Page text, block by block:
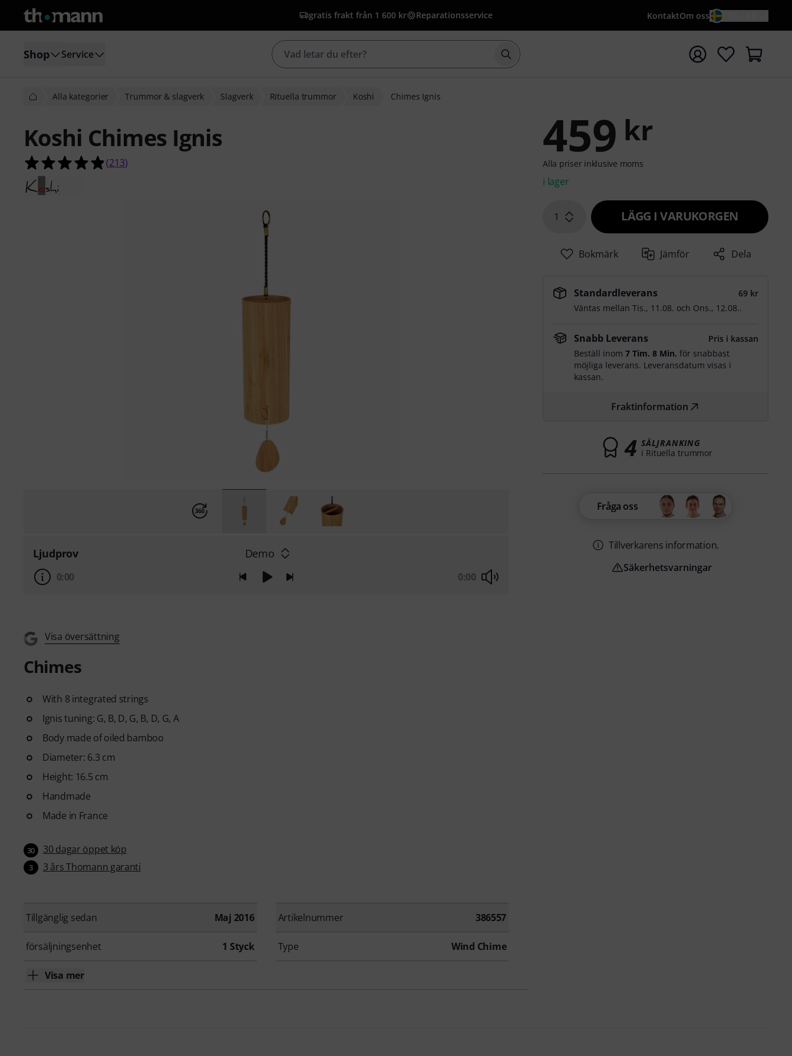
gratis frakt från 1 600 kr Reparationsservice KontaktOm oss
Shop Service Börja sökningen med söktermen {searchTerm}
Alla kategorier Trummor & slagverk Slagverk Rituella trummor Koshi Chimes Ignis
Koshi Chimes Ignis
4.8 av 5 stjärnor från 213 kundbetyg
(213)
Ljudprov Demo
0:00 0:00
Visa översättning
Chimes
With 8 integrated strings
Ignis tuning: G, B, D, G, B, D, G, A
Body made of oiled bamboo
Diameter: 6.3 cm
Height: 16.5 cm
Handmade
Made in France
30 30 dagar öppet köp
3 3 års Thomann garanti
Tillgänglig sedan Maj 2016 Artikelnummer 386557
försäljningsenhet 1 Styck Type Wind Chime
Visa mer
459 kr
Alla priser inklusive moms
i lager
1 LÄGG I VARUKORGEN
Bokmärk Jämför Dela
Standardleverans
69 kr
Väntas mellanTis., 11.08. och Ons., 12.08..
Snabb Leverans
Pris i kassan
Beställ inom7 Tim. 8 Min. för snabbast
möjliga leverans. Leveransdatum visas i
kassan.
Fraktinformation
4 SÄLJRANKING
i Rituella trummor
Fråga oss
Tillverkarens information.
Säkerhetsvarningar